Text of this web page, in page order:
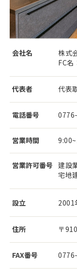
会社名
株式
FC名
代表者 代表
電話番号
営業時間
営業許可番号 建設
宅地
設立 2001
住所 〒
FAX番号